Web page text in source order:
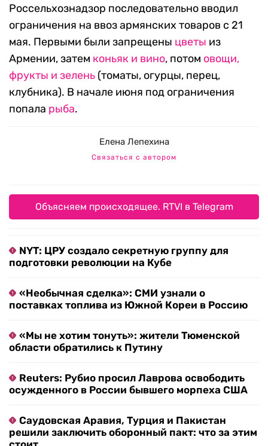
Россельхознадзор последовательно вводил
ограничения на ввоз армянских товаров с 21
мая. Первыми были запрещены цветы из
Армении, затем коньяк и вино, потом овощи,
фрукты и зелень (томаты, огурцы, перец,
клубника). В начале июня под ограничения
попала рыба.
Елена Лепехина
Связаться с автором
Объясняем происходящее. RTVI в Telegram
NYT: ЦРУ создало секретную группу для
подготовки революции на Кубе
«Необычная сделка»: СМИ узнали о
поставках топлива из Южной Кореи в Россию
«Мы не хотим тонуть»: жители Тюменской
области обратились к Путину
Reuters: Рубио просил Лаврова освободить
осужденного в России бывшего морпеха США
Саудовская Аравия, Турция и Пакистан
решили заключить оборонный пакт: что за этим